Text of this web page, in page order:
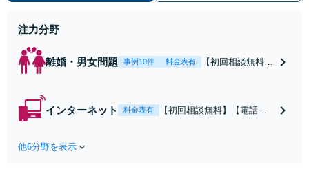
注力分野
離婚・男女問題 事例10件 料金表有
【初回相談無料】
【池袋・東池袋2
インターネット 料金表有
【初回相談無料】【電話相
他6分野を表示